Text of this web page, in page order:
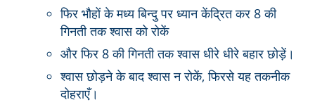
फिर भौहों के मध्य बिन्दु पर ध्यान केंद्रित कर 8 की
गिनती तक श्वास को रोकें
और फिर 8 की गिनती तक श्वास धीरे धीरे बहार छोड़ें।
श्वास छोड़ने के बाद श्वास न रोकें, फिरसे यह तकनीक
दोहराएँ।